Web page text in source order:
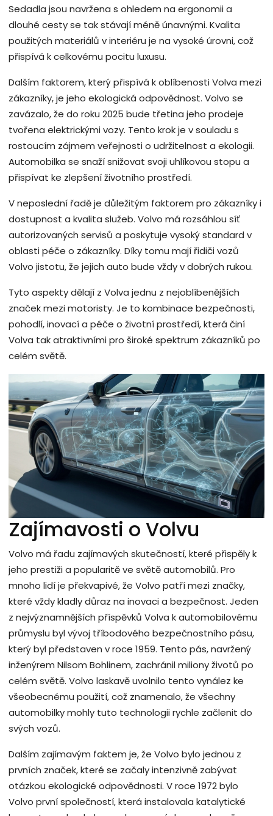
Sedadla jsou navržena s ohledem na ergonomii a
dlouhé cesty se tak stávají méně únavnými. Kvalita
použitých materiálů v interiéru je na vysoké úrovni, což
přispívá k celkovému pocitu luxusu.
Dalším faktorem, který přispívá k oblíbenosti Volva mezi
zákazníky, je jeho ekologická odpovědnost. Volvo se
zavázalo, že do roku 2025 bude třetina jeho prodeje
tvořena elektrickými vozy. Tento krok je v souladu s
rostoucím zájmem veřejnosti o udržitelnost a ekologii.
Automobilka se snaží snižovat svoji uhlíkovou stopu a
přispívat ke zlepšení životního prostředí.
V neposlední řadě je důležitým faktorem pro zákazníky i
dostupnost a kvalita služeb. Volvo má rozsáhlou síť
autorizovaných servisů a poskytuje vysoký standard v
oblasti péče o zákazníky. Díky tomu mají řidiči vozů
Volvo jistotu, že jejich auto bude vždy v dobrých rukou.
Tyto aspekty dělají z Volva jednu z nejoblíbenějších
značek mezi motoristy. Je to kombinace bezpečnosti,
pohodlí, inovací a péče o životní prostředí, která činí
Volva tak atraktivními pro široké spektrum zákazníků po
celém světě.
Zajímavosti o Volvu
Volvo má řadu zajímavých skutečností, které přispěly k
jeho prestiži a popularitě ve světě automobilů. Pro
mnoho lidí je překvapivé, že Volvo patří mezi značky,
které vždy kladly důraz na inovaci a bezpečnost. Jeden
z nejvýznamnějších příspěvků Volva k automobilovému
průmyslu byl vývoj tříbodového bezpečnostního pásu,
který byl představen v roce 1959. Tento pás, navržený
inženýrem Nilsom Bohlinem, zachránil miliony životů po
celém světě. Volvo laskavě uvolnilo tento vynález ke
všeobecnému použití, což znamenalo, že všechny
automobilky mohly tuto technologii rychle začlenit do
svých vozů.
Dalším zajímavým faktem je, že Volvo bylo jednou z
prvních značek, které se začaly intenzivně zabývat
otázkou ekologické odpovědnosti. V roce 1972 bylo
Volvo první společností, která instalovala katalytické